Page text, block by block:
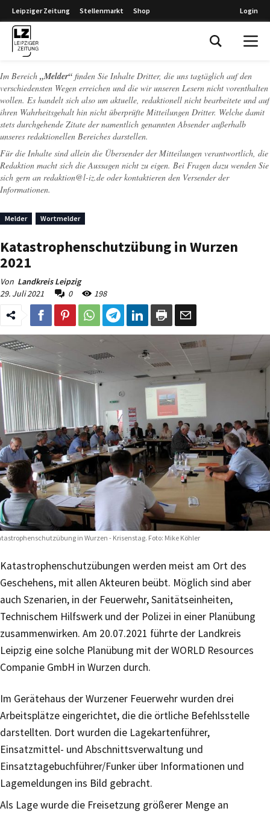
Leipziger Zeitung Stellenmarkt Shop Login
Im Bereich „Melder“ finden Sie Inhalte Dritter, die uns tagtäglich auf den
verschiedensten Wegen erreichen und die wir unseren Lesern nicht vorenthalten
wollen. Es handelt sich also um aktuelle, redaktionell nicht bearbeitete und auf
ihren Wahrheitsgehalt hin nicht überprüfte Mitteilungen Dritter. Welche damit
stets durchgehende Zitate der namentlich genannten Absender außerhalb
unseres redaktionellen Bereiches darstellen.
Für die Inhalte sind allein die Übersender der Mitteilungen verantwortlich, die
Redaktion macht sich die Aussagen nicht zu eigen. Bei Fragen dazu wenden Sie
sich gern an redaktion@l-iz.de oder kontaktieren den Versender der
Informationen.
Melder Wortmelder
Katastrophenschutzübung in Wurzen
2021
Von Landkreis Leipzig
29. Juli 2021
0 198
in Wurzen - Krisenstag. Foto: Mike Köhler
Katastrophenschutzübungen werden meist am Ort des
Geschehens, mit allen Akteuren beübt. Möglich sind aber
auch Szenarien, in der Feuerwehr, Sanitätseinheiten,
Technischem Hilfswerk und der Polizei in einer Planübung
zusammenwirken. Am 20.07.2021 führte der Landkreis
Leipzig eine solche Planübung mit der WORLD Resources
Companie GmbH in Wurzen durch.
Im Gerätehaus der Wurzener Feuerwehr wurden drei
Arbeitsplätze eingerichtet, die die örtliche Befehlsstelle
darstellten. Dort wurden die Lagekartenführer,
Einsatzmittel- und Abschnittsverwaltung und
Einsatztagebuchführer/Funker über Informationen und
Lagemeldungen ins Bild gebracht.
Als Lage wurde die Freisetzung größerer Menge an